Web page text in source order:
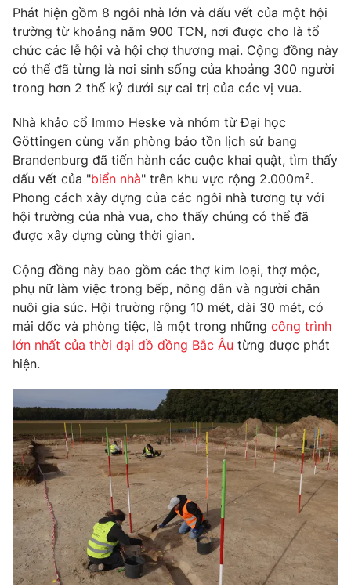
Hậu trường
Nhân vật
Khán giả
Giải sao mai
Giải trí
Điện ảnh
Âm nhạc
Đời sống
Du lịch
Làm đẹp
Chất lượng cuộc sống
Giáo dục
Tuyển sinh
Học trực tuyến
Công nghệ
Hitech Công nghệ tương lai
Sản phẩm
Thị trường
Tư vấn
Giao lưu trực tuyến
Lịch phát sóng
Chuyên mục khác
Emagazine Podcast
Photo
Video Shorts video
VTV Money VTV Thể thao
VTV Sức khoẻ Bất động sản
Thị trường 24h Tấm lòng Việt
Phát hiện gồm 8 ngôi nhà lớn và dấu vết của một hội
trường từ khoảng năm 900 TCN, nơi được cho là tổ
chức các lễ hội và hội chợ thương mại. Cộng đồng này
có thể đã từng là nơi sinh sống của khoảng 300 người
trong hơn 2 thế kỷ dưới sự cai trị của các vị vua.
Nhà khảo cổ Immo Heske và nhóm từ Đại học
Göttingen cùng văn phòng bảo tồn lịch sử bang
Brandenburg đã tiến hành các cuộc khai quật, tìm thấy
dấu vết của "biển nhà" trên khu vực rộng 2.000m².
Phong cách xây dựng của các ngôi nhà tương tự với
hội trường của nhà vua, cho thấy chúng có thể đã
được xây dựng cùng thời gian.
Cộng đồng này bao gồm các thợ kim loại, thợ mộc,
phụ nữ làm việc trong bếp, nông dân và người chăn
nuôi gia súc. Hội trường rộng 10 mét, dài 30 mét, có
mái dốc và phòng tiệc, là một trong những công trình
lớn nhất của thời đại đồ đồng Bắc Âu từng được phát
hiện.